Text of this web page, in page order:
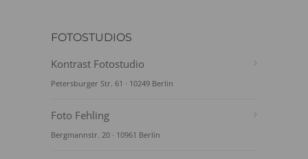
FOTOSTUDIOS
Kontrast Fotostudio
Petersburger Str. 61 · 10249 Berlin
Foto Fehling
Bergmannstr. 20 · 10961 Berlin